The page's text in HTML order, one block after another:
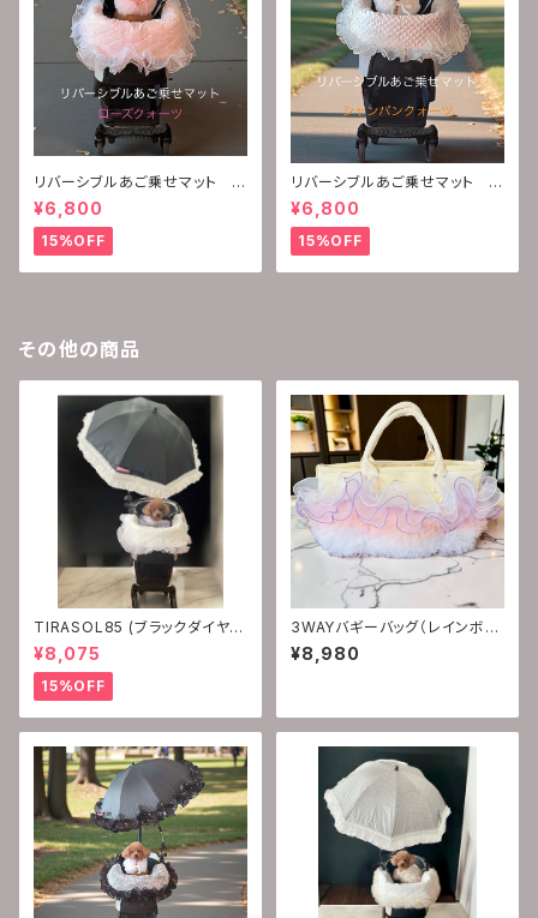
リバーシブルあご乗せマット
(ローズクォーツ)
¥6,800
15%OFF
リバーシブルあご乗せマット
(シャンパンクォーツ)
¥6,800
15%OFF
その他の商品
TIRASOL85 (ブラックダイヤモ
ンド ホワイトオニキス）
¥8,075
15%OFF
3WAYバギーバッグ（レインボー
クォーツ)
¥8,980